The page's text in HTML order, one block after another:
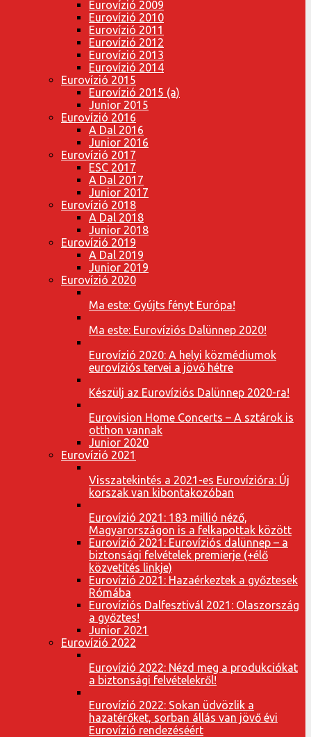
Eurovízió 2009
Eurovízió 2010
Eurovízió 2011
Eurovízió 2012
Eurovízió 2013
Eurovízió 2014
Eurovízió 2015
Eurovízió 2015 (a)
Junior 2015
Eurovízió 2016
A Dal 2016
Junior 2016
Eurovízió 2017
ESC 2017
A Dal 2017
Junior 2017
Eurovízió 2018
A Dal 2018
Junior 2018
Eurovízió 2019
A Dal 2019
Junior 2019
Eurovízió 2020
Ma este: Gyújts fényt Európa!
Ma este: Eurovíziós Dalünnep 2020!
Eurovízió 2020: A helyi közmédiumok
eurovíziós tervei a jövő hétre
Készülj az Eurovíziós Dalünnep 2020-ra!
Eurovision Home Concerts – A sztárok is
otthon vannak
Junior 2020
Eurovízió 2021
Visszatekintés a 2021-es Eurovízióra: Új
korszak van kibontakozóban
Eurovízió 2021: 183 millió néző,
Magyarországon is a felkapottak között
Eurovízió 2021: Eurovíziós dalünnep – a
biztonsági felvételek premierje (+élő
közvetítés linkje)
Eurovízió 2021: Hazaérkeztek a győztesek
Rómába
Eurovíziós Dalfesztivál 2021: Olaszország
a győztes!
Junior 2021
Eurovízió 2022
Eurovízió 2022: Nézd meg a produkciókat
a biztonsági felvételekről!
Eurovízió 2022: Sokan üdvözlik a
hazatérőket, sorban állás van jövő évi
Eurovízió rendezéséért